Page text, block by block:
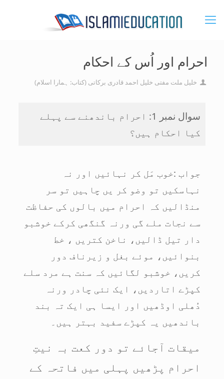
احرام اور اُس کے احکام
خلیل ملت مفتی خلیل احمد قادری برکاتی (کتاب: ہمارا اسلام)
سوال نمبر 1: احرام باندھنے سے پہلے
کیا احکام ہیں؟
جواب :خوب مَل کر نہائیں اور نہ
نہاسکیں تو وضو کر یں چاہیں تو سر
منڈالیں کہ احرام میں بالوں کی حفاظت
سے نجات ملے گی ورنہ گنگھی کرکے خوشبو
دار تیل ڈالیں، ناخن کتریں ، خط
بنوائیں، موئے بغل و زیرناف دور
کریں، خوشبو لگائیں کہ سنت ہے مرد سلے
کپڑے اتاردیں، ایک نئی چادر ورنہ
دُھلی اوڈھیں اور ایسا ہی ایک تہ بند
باندھیں یہ کپڑے سفید بہتر ہیں۔
میقات آجائے تو دور کعت بہ نیتِ
احرام پڑھیں پہلی میں فاتحہ کے